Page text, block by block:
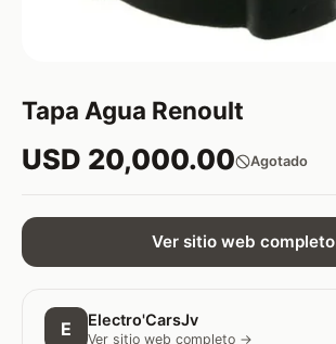
Tapa Agua Renoult
USD 20,000.00 Agotado
Ver sitio web completo
E Electro'CarsJv
Ver sitio web completo →